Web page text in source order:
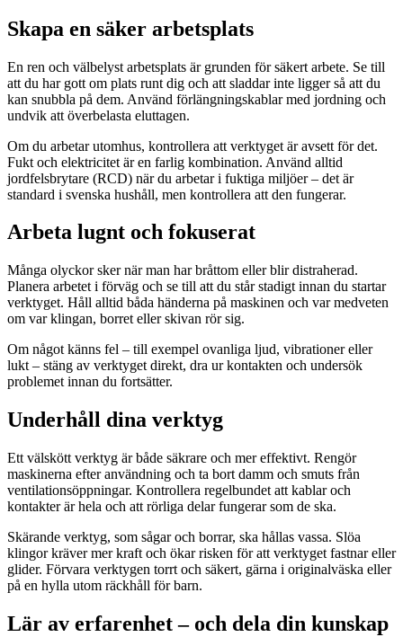
Skapa en säker arbetsplats
En ren och välbelyst arbetsplats är grunden för säkert arbete. Se till
att du har gott om plats runt dig och att sladdar inte ligger så att du
kan snubbla på dem. Använd förlängningskablar med jordning och
undvik att överbelasta eluttagen.
Om du arbetar utomhus, kontrollera att verktyget är avsett för det.
Fukt och elektricitet är en farlig kombination. Använd alltid
jordfelsbrytare (RCD) när du arbetar i fuktiga miljöer – det är
standard i svenska hushåll, men kontrollera att den fungerar.
Arbeta lugnt och fokuserat
Många olyckor sker när man har bråttom eller blir distraherad.
Planera arbetet i förväg och se till att du står stadigt innan du startar
verktyget. Håll alltid båda händerna på maskinen och var medveten
om var klingan, borret eller skivan rör sig.
Om något känns fel – till exempel ovanliga ljud, vibrationer eller
lukt – stäng av verktyget direkt, dra ur kontakten och undersök
problemet innan du fortsätter.
Underhåll dina verktyg
Ett välskött verktyg är både säkrare och mer effektivt. Rengör
maskinerna efter användning och ta bort damm och smuts från
ventilationsöppningar. Kontrollera regelbundet att kablar och
kontakter är hela och att rörliga delar fungerar som de ska.
Skärande verktyg, som sågar och borrar, ska hållas vassa. Slöa
klingor kräver mer kraft och ökar risken för att verktyget fastnar eller
glider. Förvara verktygen torrt och säkert, gärna i originalväska eller
på en hylla utom räckhåll för barn.
Lär av erfarenhet – och dela din kunskap